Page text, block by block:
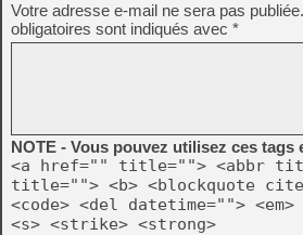
Votre adresse e-mail ne sera pas publiée.
obligatoires sont indiqués avec *
NOTE - Vous pouvez utilisez ces tags
<a href="" title=""> <abbr
title=""> <b> <blockquote
<code> <del datetime="">
<s> <strike> <strong>